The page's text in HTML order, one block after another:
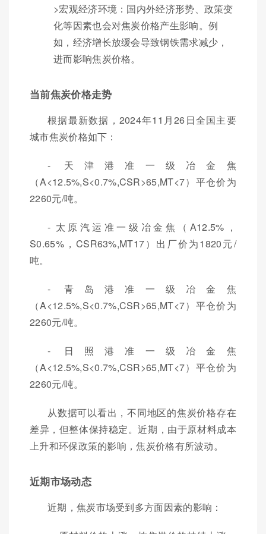
>宏观经济环境：国内外经济形势、政策变
化等因素也会对焦炭价格产生影响。例
如，经济增长放缓会导致钢铁需求减少，
进而影响焦炭价格。
当前焦炭价格走势
根据最新数据，2024年11月26日全国主要
城市焦炭价格如下：
- 天津港准一级冶金焦
（A<12.5%,S<0.7%,CSR>65,MT<7）平仓价为
2260元/吨。
- 太原汽运准一级冶金焦（A12.5%，
S0.65%，CSR63%,MT17）出厂价为1820元/
吨。
- 青岛港准一级冶金焦
（A<12.5%,S<0.7%,CSR>65,MT<7）平仓价为
2260元/吨。
- 日照港准一级冶金焦
（A<12.5%,S<0.7%,CSR>65,MT<7）平仓价为
2260元/吨。
从数据可以看出，不同地区的焦炭价格存在
差异，但整体保持稳定。近期，由于原材料成本
上升和环保政策的影响，焦炭价格有所波动。
近期市场动态
近期，焦炭市场受到多方面因素的影响：